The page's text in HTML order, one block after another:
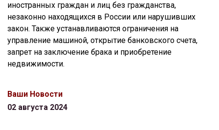
иностранных граждан и лиц без гражданства,
незаконно находящихся в России или нарушивших
закон. Также устанавливаются ограничения на
управление машиной, открытие банковского счета,
запрет на заключение брака и приобретение
недвижимости.
Ваши Новости
02 августа 2024